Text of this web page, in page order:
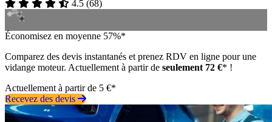
4.5 (68)
Économisez en moyenne 57%*
Comparez des devis instantanés et prenez RDV en ligne pour une
vidange moteur. Actuellement à partir de seulement 72 €* !
Actuellement à partir de 5 €*
Recevez des devis